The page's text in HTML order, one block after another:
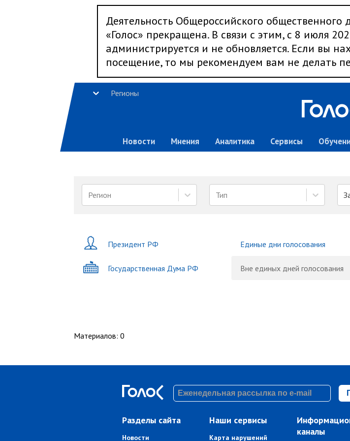
Деятельность Общероссийского
«Голос» прекращена. В связи с этим, с 8 июля
администрируется и не обновляется. Если вы
посещение, то мы рекомендуем вам не делать
Регионы
Новости Мнения Аналитика Сервисы
Регион Тип
Президент РФ
Государственная Дума РФ
Единые дни голосования
Вне единых дней голосования
Материалов: 0
Разделы сайта
Новости
Наши сервисы
Карта нарушений
каналы